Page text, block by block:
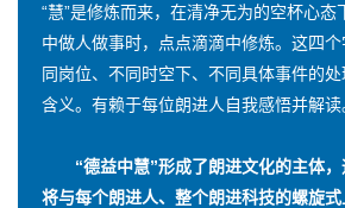
“慧”是修炼而来，在清净无为的空杯心
中做人做事时，点点滴滴中修炼。这四
同岗位、不同时空下、不同具体事件的
含义。有赖于每位朗进人自我感悟并解读
“德益中慧”形成了朗进文化的主体
将与每个朗进人、整个朗进科技的螺旋式